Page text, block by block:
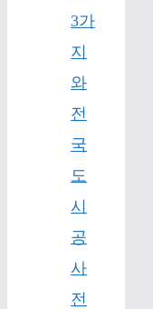
3가
지
와
전
국
도
시
공
사
전